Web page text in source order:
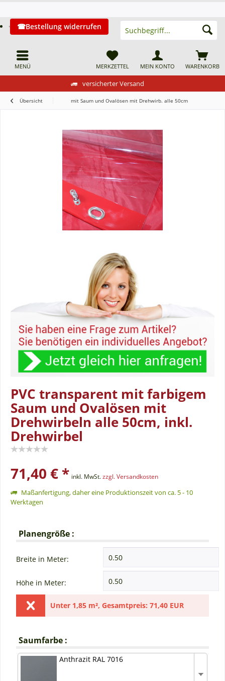
versicherter Versand
MENÜ
Bestellung widerrufen
WARENKORB
MERKZETTEL MEIN KONTO
Übersicht mit Saum und Ovalösen mit Drehwirb. alle 50cm
PVC transparent mit farbigem
Saum und Ovalösen mit
Drehwirbeln alle 50cm, inkl.
Drehwirbel
71,40 € * inkl. MwSt.zzgl. Versandkosten
Maßanfertigung, daher eine Produktionszeit von ca. 5 - 10
Werktagen
Planengröße :
Breite in Meter:
Höhe in Meter:
Unter 1,85 m², Gesamtpreis: 71,40 EUR
Saumfarbe :
Anthrazit RAL 7016